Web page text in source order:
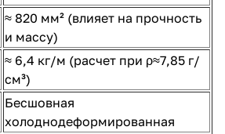
≈ 820 мм² (влияет на прочность
и массу)
≈ 6,4 кг/м (расчет при ρ≈7,85 г/
см³)
Бесшовная
холоднодеформированная